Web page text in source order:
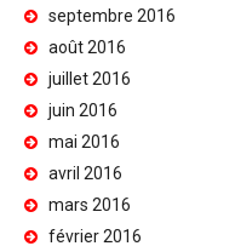
septembre 2016
août 2016
juillet 2016
juin 2016
mai 2016
avril 2016
mars 2016
février 2016